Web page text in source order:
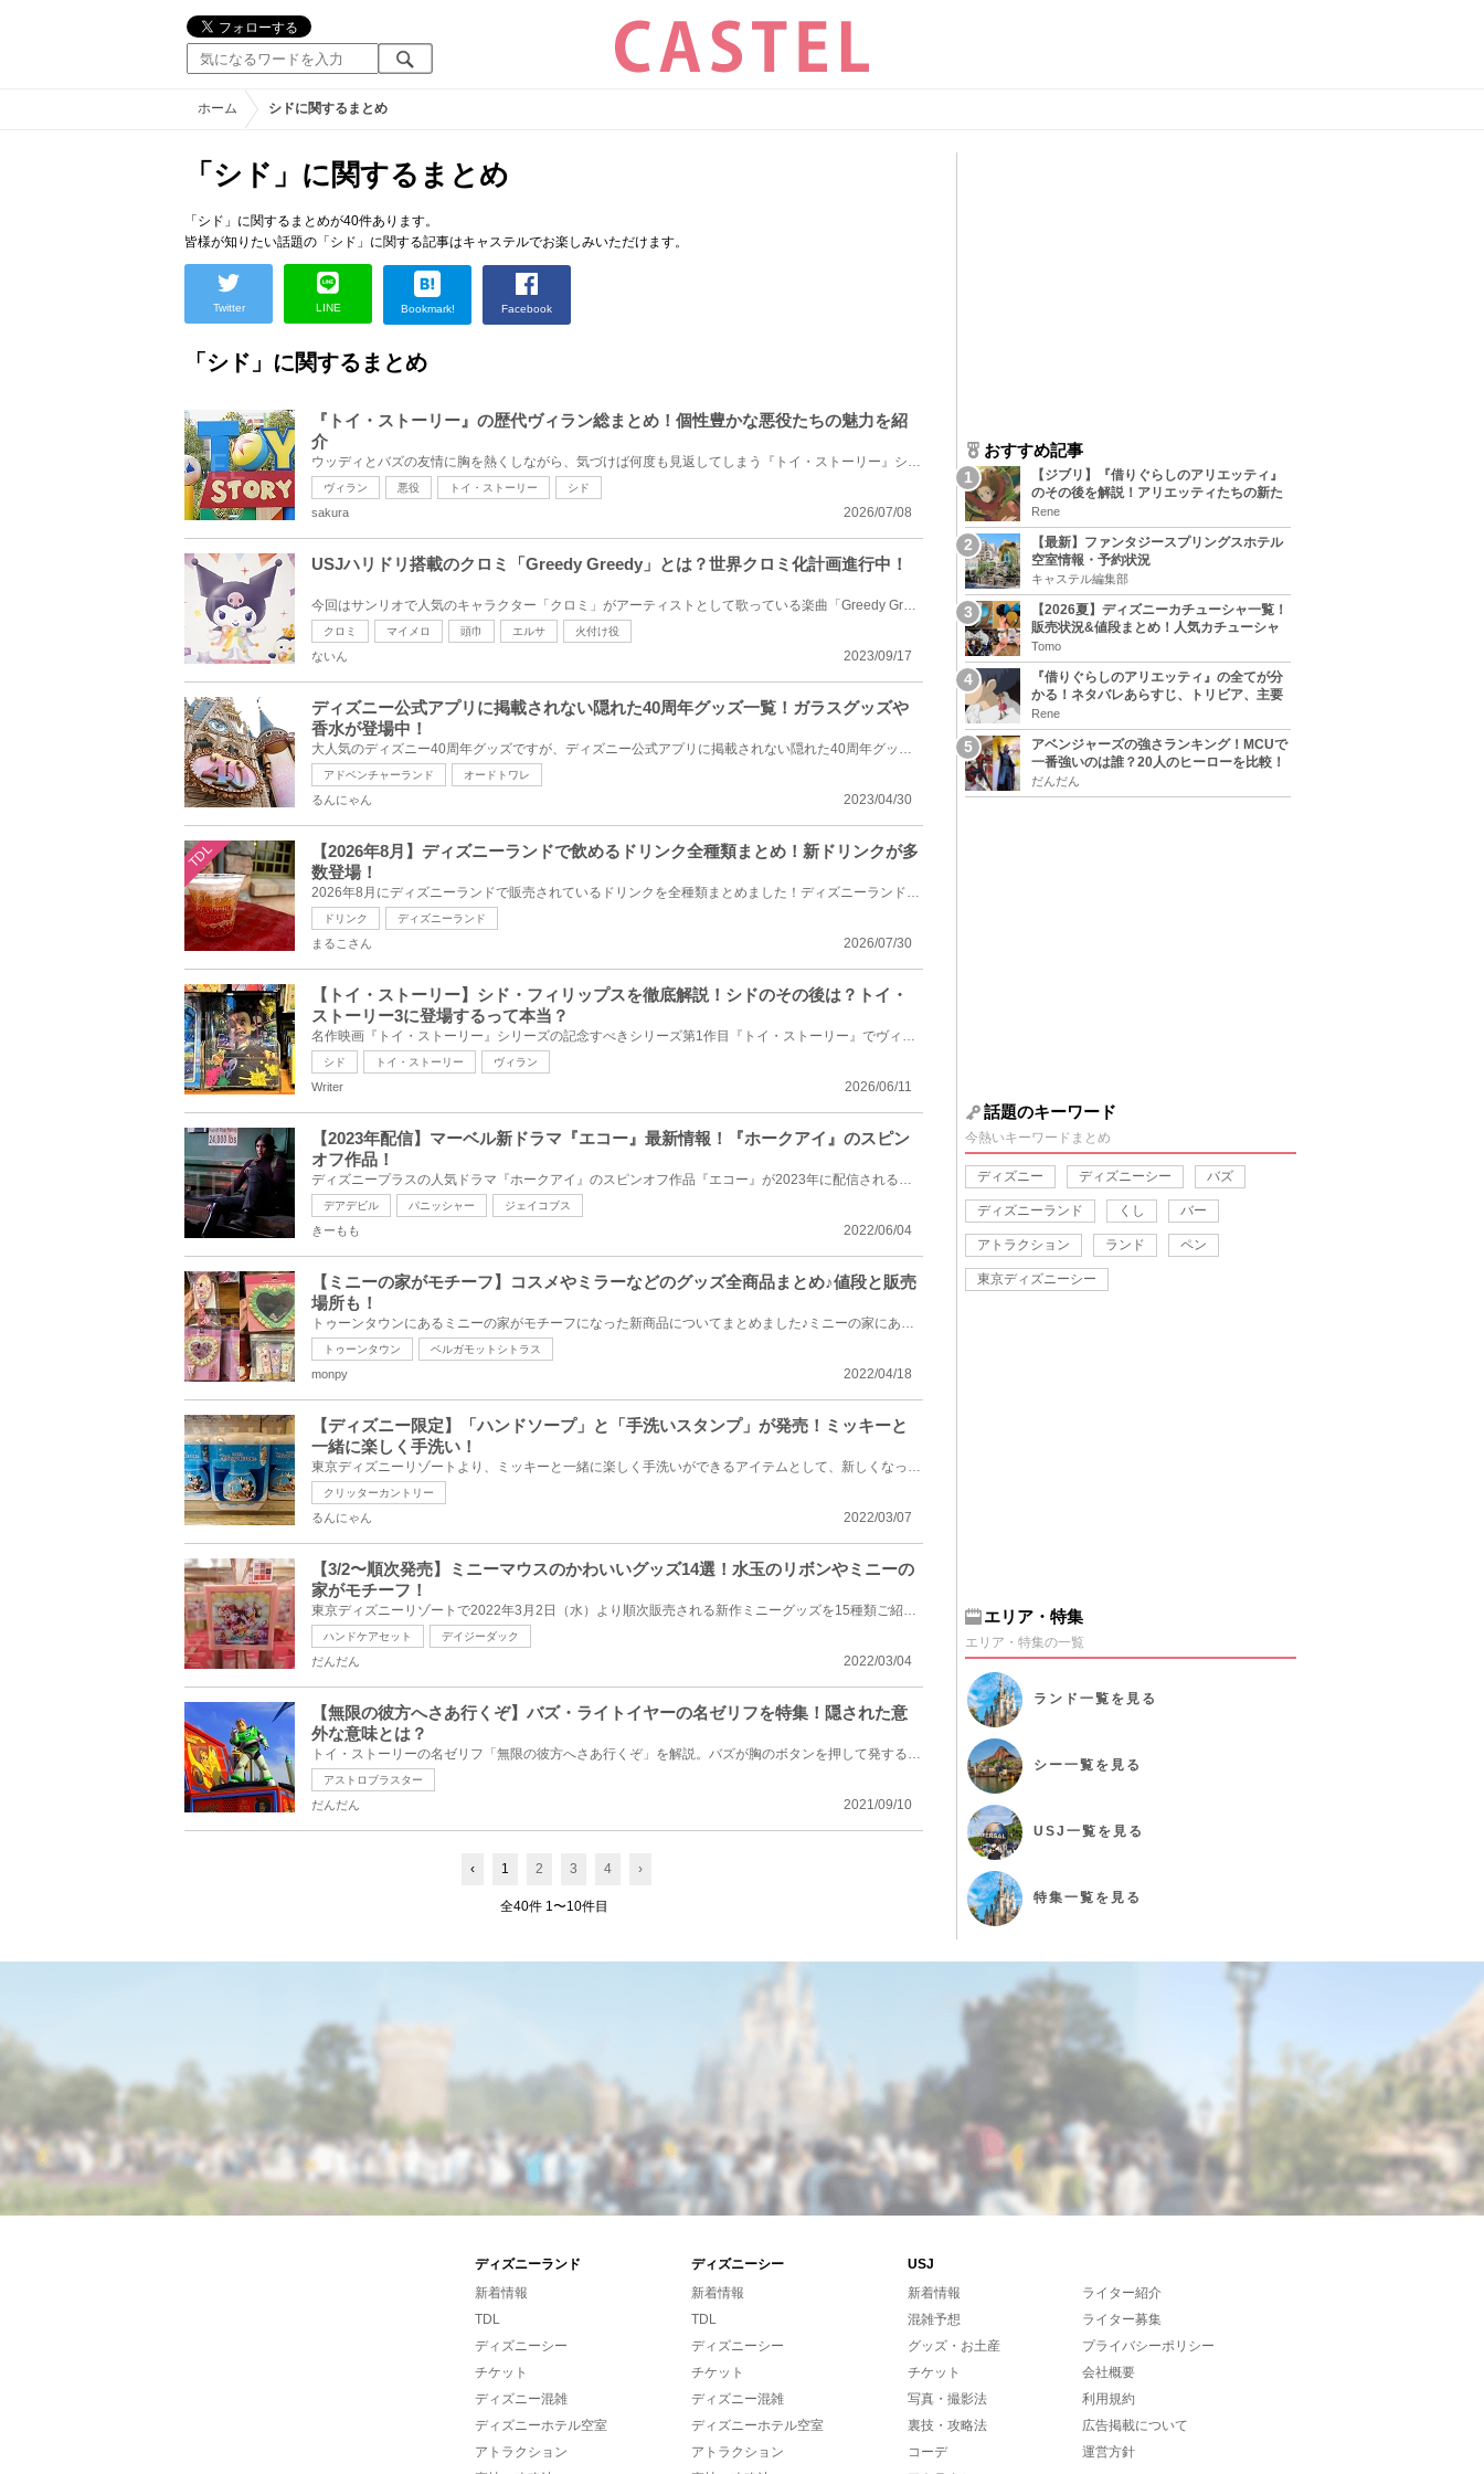
ホーム シドに関するまとめ
「シド」に関するまとめ
「シド」に関するまとめが40件あります。
皆様が知りたい話題の「シド」に関する記事はキャステルでお楽しみいただけます。
Twitter LINE Bookmark! Facebook
「シド」に関するまとめ
『トイ・ストーリー』の歴代ヴィラン総まとめ！個性豊かな悪役たちの魅力を紹
介
ウッディとバズの友情に胸を熱くしながら、気づけば何度も見返してしまう『トイ・ストーリー』シリーズ...
ヴィラン 悪役 トイ・ストーリー シド
2026/07/08
sakura
USJハリドリ搭載のクロミ「Greedy Greedy」とは？世界クロミ化計画進行中！
今回はサンリオで人気のキャラクター「クロミ」がアーティストとして歌っている楽曲「Greedy Greedy」を...
クロミ マイメロ 頭巾 エルサ 火付け役
2023/09/17
ないん
ディズニー公式アプリに掲載されない隠れた40周年グッズ一覧！ガラスグッズや
香水が登場中！
大人気のディズニー40周年グッズですが、ディズニー公式アプリに掲載されない隠れた40周年グッズがある...
アドベンチャーランド オードトワレ
2023/04/30
るんにゃん
TDL
【2026年8月】ディズニーランドで飲めるドリンク全種類まとめ！新ドリンクが多
数登場！
2026年8月にディズニーランドで販売されているドリンクを全種類まとめました！ディズニーランドではジュ...
ドリンク ディズニーランド
2026/07/30
まるこさん
【トイ・ストーリー】シド・フィリップスを徹底解説！シドのその後は？トイ・
ストーリー3に登場するって本当？
名作映画『トイ・ストーリー』シリーズの記念すべきシリーズ第1作目『トイ・ストーリー』でヴィランを務...
シド トイ・ストーリー ヴィラン
2026/06/11
Writer
【2023年配信】マーベル新ドラマ『エコー』最新情報！『ホークアイ』のスピン
オフ作品！
ディズニープラスの人気ドラマ『ホークアイ』のスピンオフ作品『エコー』が2023年に配信されることが決...
デアデビル パニッシャー ジェイコブス
2022/06/04
きーもも
【ミニーの家がモチーフ】コスメやミラーなどのグッズ全商品まとめ♪値段と販売
場所も！
トゥーンタウンにあるミニーの家がモチーフになった新商品についてまとめました♪ミニーの家にあるかわい...
トゥーンタウン ベルガモットシトラス
2022/04/18
monpy
【ディズニー限定】「ハンドソープ」と「手洗いスタンプ」が発売！ミッキーと
一緒に楽しく手洗い！
東京ディズニーリゾートより、ミッキーと一緒に楽しく手洗いができるアイテムとして、新しくなった「ハ...
クリッターカントリー
2022/03/07
るんにゃん
【3/2〜順次発売】ミニーマウスのかわいいグッズ14選！水玉のリボンやミニーの
家がモチーフ！
東京ディズニーリゾートで2022年3月2日（水）より順次販売される新作ミニーグッズを15種類ご紹介します...
ハンドケアセット デイジーダック
2022/03/04
だんだん
【無限の彼方へさあ行くぞ】バズ・ライトイヤーの名ゼリフを特集！隠された意
外な意味とは？
トイ・ストーリーの名ゼリフ「無限の彼方へさあ行くぞ」を解説。バズが胸のボタンを押して発する「無限...
アストロブラスター
2021/09/10
だんだん
‹ 1 2 3 4 ›
全40件 1〜10件目
おすすめ記事
【ジブリ】『借りぐらしのアリエッティ』
のその後を解説！アリエッティたちの新た
な住処は？翔の病気は治る？
Rene
【最新】ファンタジースプリングスホテル
空室情報・予約状況
キャステル編集部
【2026夏】ディズニーカチューシャ一覧！
販売状況&値段まとめ！人気カチューシャ
をチェック
Tomo
『借りぐらしのアリエッティ』の全てが分
かる！ネタバレあらすじ、トリビア、主要
キャラまとめ！
Rene
アベンジャーズの強さランキング！MCUで
一番強いのは誰？20人のヒーローを比較！
だんだん
話題のキーワード
今熱いキーワードまとめ
ディズニー ディズニーシー バズ
ディズニーランド くし バー
アトラクション ランド ペン
東京ディズニーシー
エリア・特集
エリア・特集の一覧
ランド 一覧を見る
シー一覧を見る
USJ 一覧を見る
特集一覧を見る
ディズニーランド ディズニーシー
USJ
新着情報
TDL
ディズニーシー
チケット
ディズニー混雑
ディズニーホテル空室
アトラクション
新着情報
TDL
ディズニーシー
チケット
ディズニー混雑
ディズニーホテル空室
アトラクション
新着情報
混雑予想
グッズ・お土産
チケット
写真・撮影法
裏技・攻略法
コーデ
ライター紹介
ライター募集
プライバシーポリシー
会社概要
利用規約
広告掲載について
運営方針